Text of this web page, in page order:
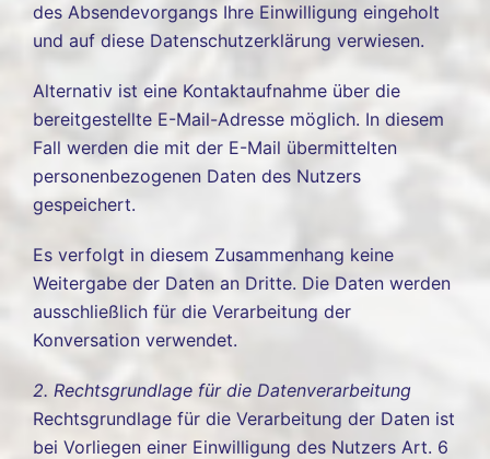
des Absendevorgangs Ihre Einwilligung eingeholt
und auf diese Datenschutzerklärung verwiesen.
Alternativ ist eine Kontaktaufnahme über die
bereitgestellte E-Mail-Adresse möglich. In diesem
Fall werden die mit der E-Mail übermittelten
personenbezogenen Daten des Nutzers
gespeichert.
Es verfolgt in diesem Zusammenhang keine
Weitergabe der Daten an Dritte. Die Daten werden
ausschließlich für die Verarbeitung der
Konversation verwendet.
2. Rechtsgrundlage für die Datenverarbeitung
Rechtsgrundlage für die Verarbeitung der Daten ist
bei Vorliegen einer Einwilligung des Nutzers Art. 6